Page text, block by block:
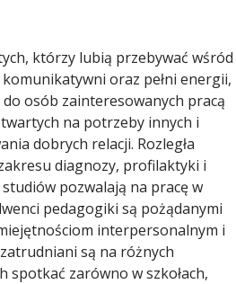
którzy lubią przebywać wśród
oraz pełni energii,
osób zainteresowanych pracą
na potrzeby innych i
dobrych relacji. Rozległa
diagnozy, profilaktyki i
pozwalają na pracę w
pedagogiki są pożądanymi
interpersonalnym i
są na różnych
spotkać zarówno w szkołach,